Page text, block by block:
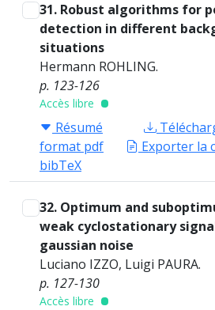
31. Robust algorithms for
detection in different
situations
Hermann ROHLING.
p. 123-126
Accès libre
Résumé
format pdf
Exporter la
bibTeX
32. Optimum and
weak cyclostationary
gaussian noise
Luciano IZZO, Luigi PAURA.
p. 127-130
Accès libre